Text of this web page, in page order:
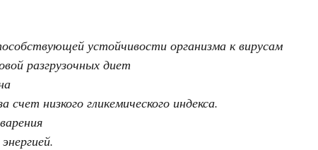
устойчивости организма к вирусам
разгрузочных диет
счет низкого гликемического индекса.